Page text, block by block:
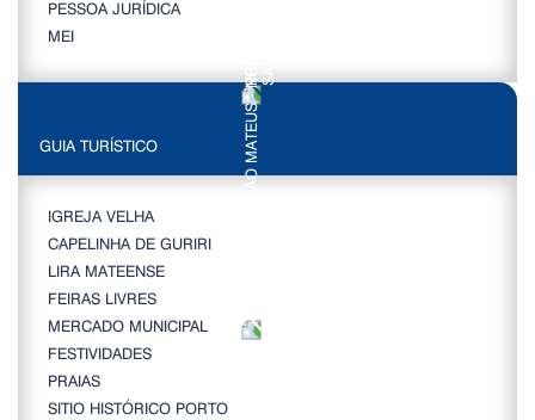
PESSOA JURÍDICA
MEI
GUIA TURÍSTICO
IGREJA VELHA
CAPELINHA DE GURIRI
LIRA MATEENSE
FEIRAS LIVRES
MERCADO MUNICIPAL
FESTIVIDADES
PRAIAS
SITIO HISTÓRICO PORTO